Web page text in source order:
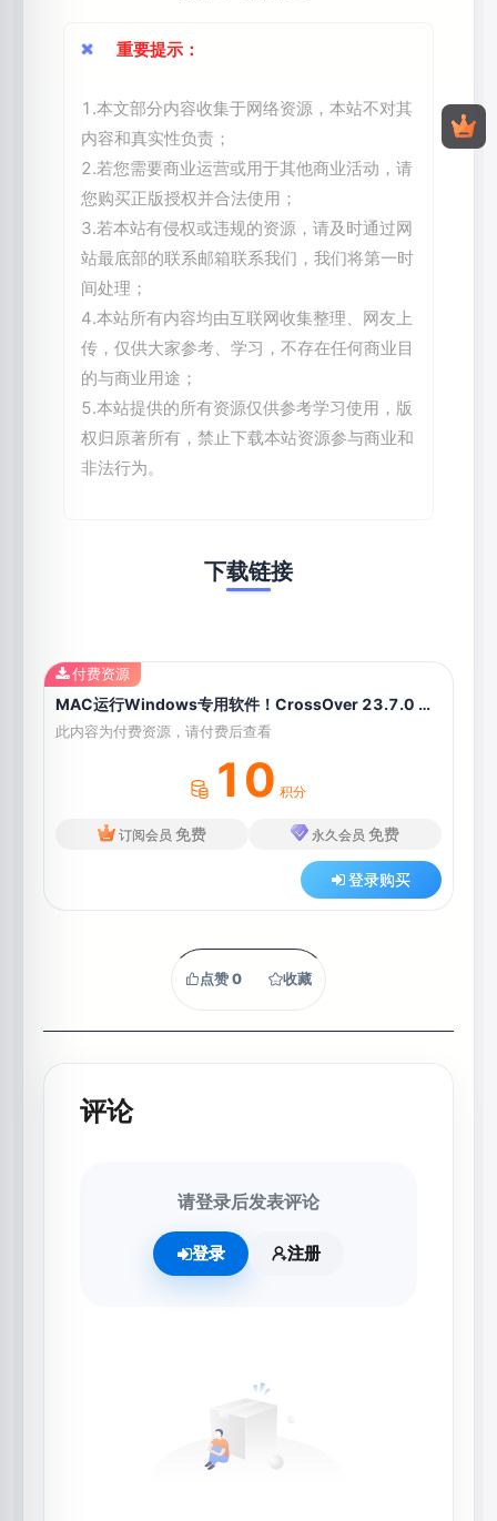
重要提示：
1.本文部分内容收集于网络资源，本站不对其
内容和真实性负责；
2.若您需要商业运营或用于其他商业活动，请
您购买正版授权并合法使用；
3.若本站有侵权或违规的资源，请及时通过网
站最底部的联系邮箱联系我们，我们将第一时
间处理；
4.本站所有内容均由互联网收集整理、网友上
传，仅供大家参考、学习，不存在任何商业目
的与商业用途；
5.本站提供的所有资源仅供参考学习使用，版
权归原著所有，禁止下载本站资源参与商业和
非法行为。
下载链接
MAC运行Windows专用软件！CrossOver 23.7.0 macOS
此内容为付费资源，请付费后查看
10 积分
订阅会员 免费 永久会员 免费
登录购买
付费资源
点赞0 收藏
评论
请登录后发表评论
登录 注册